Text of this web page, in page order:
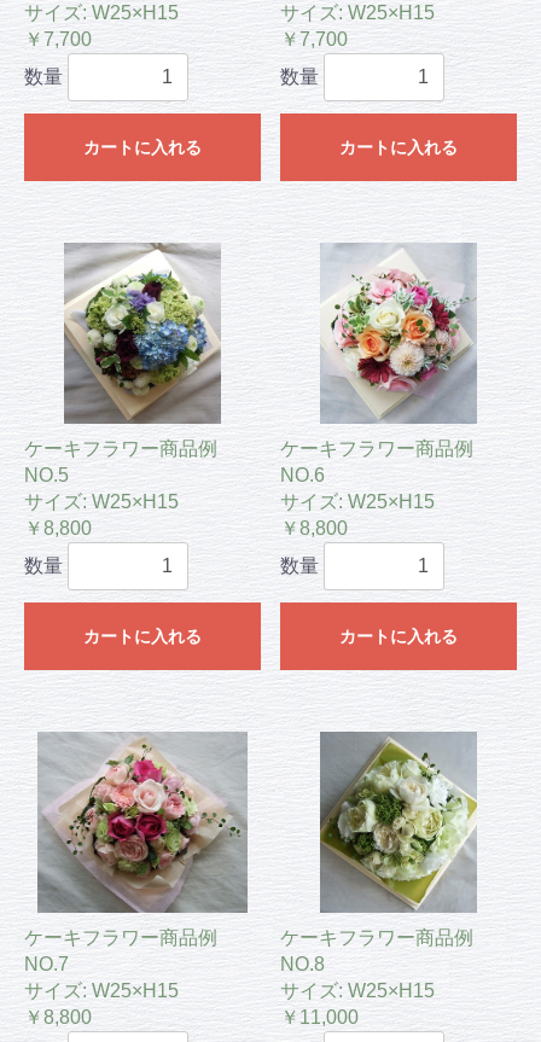
サイズ: W25×H15
￥7,700
数量
カートに入れる
サイズ: W25×H15
￥7,700
数量
カートに入れる
ケーキフラワー商品例
NO.5
サイズ: W25×H15
￥8,800
数量
カートに入れる
ケーキフラワー商品例
NO.6
サイズ: W25×H15
￥8,800
数量
カートに入れる
ケーキフラワー商品例
NO.7
サイズ: W25×H15
￥8,800
ケーキフラワー商品例
NO.8
サイズ: W25×H15
￥11,000